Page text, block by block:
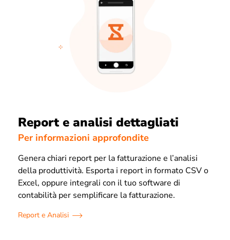
Report e analisi dettagliati
Per informazioni approfondite
Genera chiari report per la fatturazione e l’analisi
della produttività. Esporta i report in formato CSV o
Excel, oppure integrali con il tuo software di
contabilità per semplificare la fatturazione.
Report e Analisi